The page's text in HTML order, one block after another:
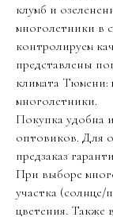
клумб и
многолетники в
контролируем
представлены
климата Тюмени:
многолетники.
Покупка удобна
оптовиков. Для
предзаказ
При выборе
участка (солнце/
цветения. Также